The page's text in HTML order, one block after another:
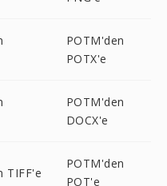
POTM'den
POTX'e
POTM'den
DOCX'e
TIFF'e
POTM'den
POT'e